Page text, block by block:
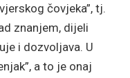
čovjeka”, tj.
znanjem, dijeli
i dozvoljava. U
a to je onaj